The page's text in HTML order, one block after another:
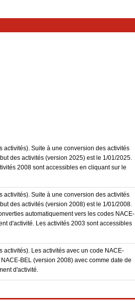
activités). Suite à une conversion des activités
des activités (version 2025) est le 1/01/2025.
2008 sont accessibles en cliquant sur le
activités). Suite à une conversion des activités
des activités (version 2008) est le 1/01/2008.
automatiquement vers les codes NACE-
d'activité. Les activités 2003 sont accessibles
Les activités avec un code NACE-
BEL (version 2008) avec comme date de
d'activité.